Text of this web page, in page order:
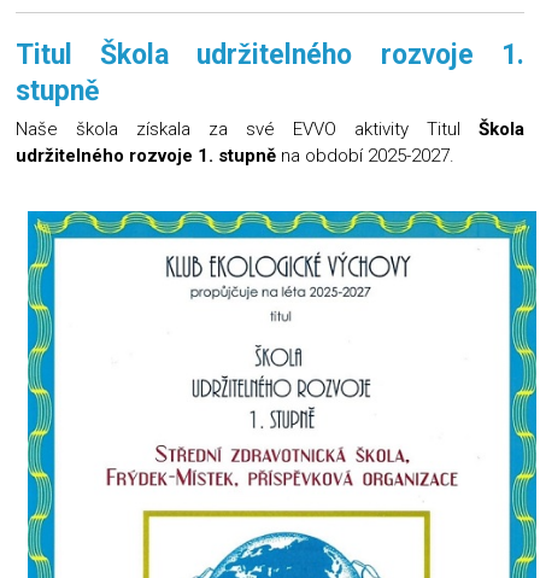
Titul Škola udržitelného rozvoje 1.
stupně
Naše škola získala za své EVVO aktivity Titul Škola
udržitelného rozvoje 1. stupně na období 2025-2027.